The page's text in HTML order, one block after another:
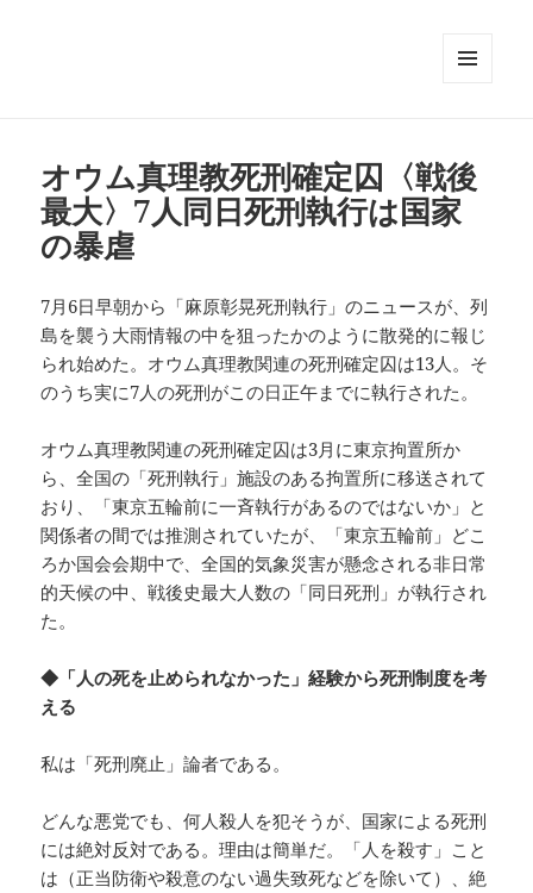
ット
オウム真理教死刑確定囚〈戦後
最大〉7人同日死刑執行は国家
の暴虐
7月6日早朝から「麻原彰晃死刑執行」のニュースが、列
島を襲う大雨情報の中を狙ったかのように散発的に報じ
られ始めた。オウム真理教関連の死刑確定囚は13人。そ
のうち実に7人の死刑がこの日正午までに執行された。
オウム真理教関連の死刑確定囚は3月に東京拘置所か
ら、全国の「死刑執行」施設のある拘置所に移送されて
おり、「東京五輪前に一斉執行があるのではないか」と
関係者の間では推測されていたが、「東京五輪前」どこ
ろか国会会期中で、全国的気象災害が懸念される非日常
的天候の中、戦後史最大人数の「同日死刑」が執行され
た。
◆「人の死を止められなかった」経験から死刑制度を考
える
私は「死刑廃止」論者である。
どんな悪党でも、何人殺人を犯そうが、国家による死刑
には絶対反対である。理由は簡単だ。「人を殺す」こと
は（正当防衛や殺意のない過失致死などを除いて）、絶